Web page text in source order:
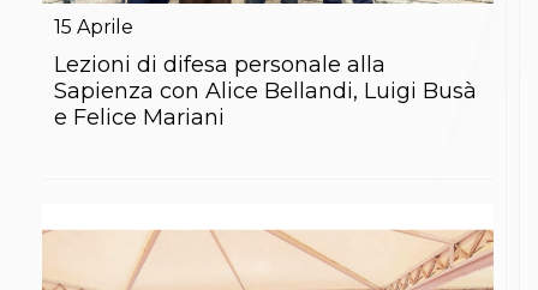
15 Aprile
Lezioni di difesa personale alla
Sapienza con Alice Bellandi, Luigi Busà
e Felice Mariani